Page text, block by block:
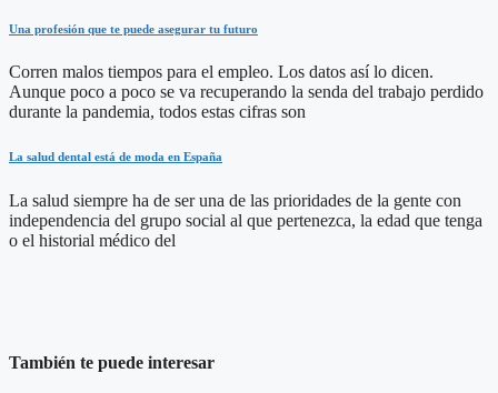
Una profesión que te puede asegurar tu futuro
Corren malos tiempos para el empleo. Los datos así lo dicen.
Aunque poco a poco se va recuperando la senda del trabajo perdido
durante la pandemia, todos estas cifras son
La salud dental está de moda en España
La salud siempre ha de ser una de las prioridades de la gente con
independencia del grupo social al que pertenezca, la edad que tenga
o el historial médico del
También te puede interesar